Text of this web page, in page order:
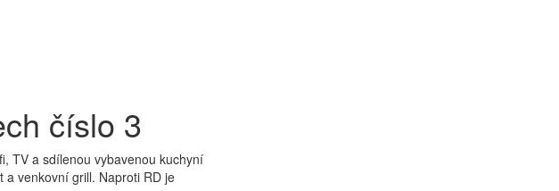
číslo 3
TV a sdílenou vybavenou kuchyní
venkovní grill. Naproti RD je